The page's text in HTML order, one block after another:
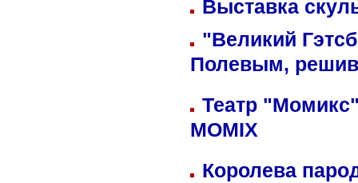
Выставка
"Великий
Полевым,
Театр
MOMIX
Королева